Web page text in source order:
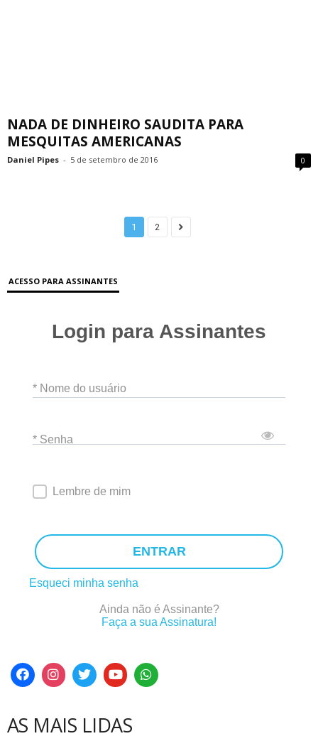
NADA DE DINHEIRO SAUDITA PARA
MESQUITAS AMERICANAS
Daniel Pipes - 5 de setembro de 2016 0
1 2
ACESSO PARA ASSINANTES
Login para Assinantes
* Nome do usuário
* Senha
Lembre de mim
ENTRAR
Esqueci minha senha
Ainda não é Assinante?
Faça a sua Assinatura!
AS MAIS LIDAS